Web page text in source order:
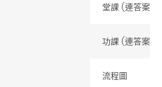
堂課 (連答案)
功課 (連答案)
流程圖